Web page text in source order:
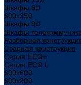
Шкафы 6U
600x350
Шкафы 9U
Шкафы
Разборная
Сварная конструкция
Серия ECO+
Серия ECO L
600x600
600x800